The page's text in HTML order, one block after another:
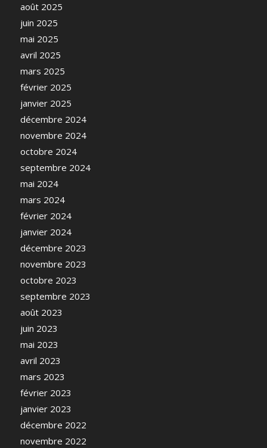
août 2025
juin 2025
mai 2025
avril 2025
mars 2025
février 2025
janvier 2025
décembre 2024
novembre 2024
octobre 2024
septembre 2024
mai 2024
mars 2024
février 2024
janvier 2024
décembre 2023
novembre 2023
octobre 2023
septembre 2023
août 2023
juin 2023
mai 2023
avril 2023
mars 2023
février 2023
janvier 2023
décembre 2022
novembre 2022